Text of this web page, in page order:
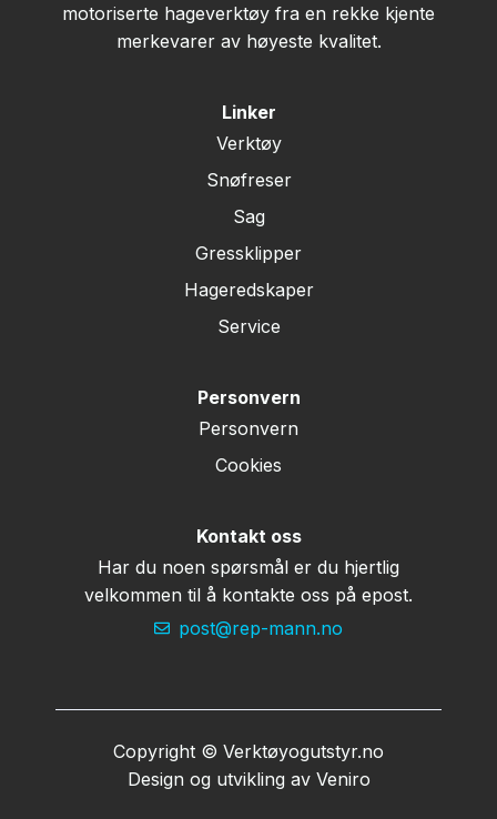
motoriserte hageverktøy fra en rekke kjente
merkevarer av høyeste kvalitet.
Linker
Verktøy
Snøfreser
Sag
Gressklipper
Hageredskaper
Service
Personvern
Personvern
Cookies
Kontakt oss
Har du noen spørsmål er du hjertlig
velkommen til å kontakte oss på epost.
post@rep-mann.no
Copyright © Verktøyogutstyr.no
Design og utvikling av Veniro